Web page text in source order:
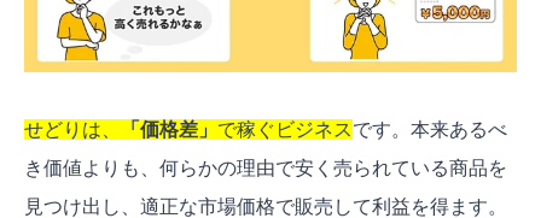
せどりは、 「 価格差 」 で稼ぐビジネスです。本来あるべ
き価値よりも、何らかの理由で安く売られている商品を
見つけ出し、適正な市場価格で販売して利益を得ます。